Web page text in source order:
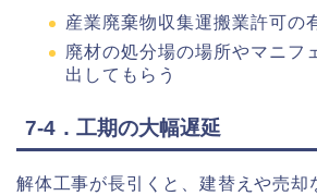
産業廃棄物収集運搬業許可の
廃材の処分場の場所やマニフ
出してもらう
7-4．工期の大幅遅延
解体工事が長引くと、建替えや売却